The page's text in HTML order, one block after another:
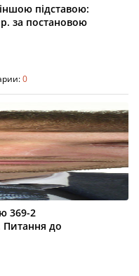
підставою:
за постановою
0
369-2
Питання до